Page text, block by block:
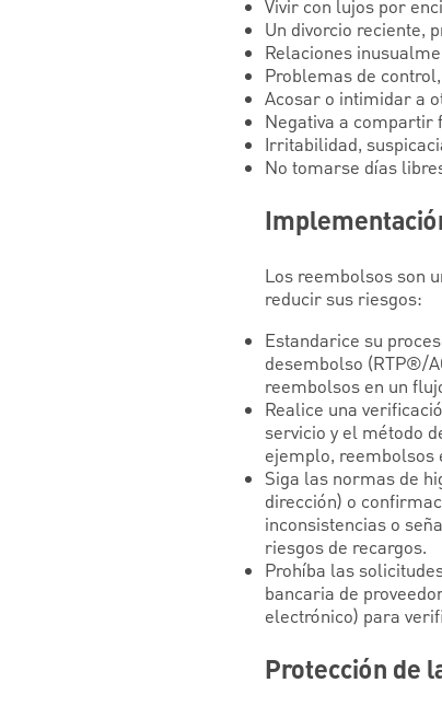
Vivir con lujos por
Un divorcio reciente,
Relaciones
Problemas de
Acosar o intimidar a
Negativa a compartir
Irritabilidad,
No tomarse días
Los reembolsos son
reducir sus riesgos:
Estandarice su
desembolso (RTP®/
reembolsos en un
Realice una
servicio y el método
ejemplo, reembolsos
Siga las normas de
dirección) o
inconsistencias o
riesgos de recargos.
Prohíba las
bancaria de
electrónico) para
Protección de